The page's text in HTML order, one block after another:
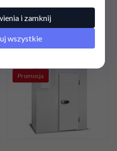
517,50PLN*
20 528,70 PLN / 16 690,00
PLN*
Promocja
i zamknij
wszystkie